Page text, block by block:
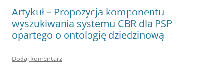
Artykuł – Propozycja komponentu
wyszukiwania systemu CBR dla PSP
opartego o ontologię dziedzinową
Dodaj komentarz